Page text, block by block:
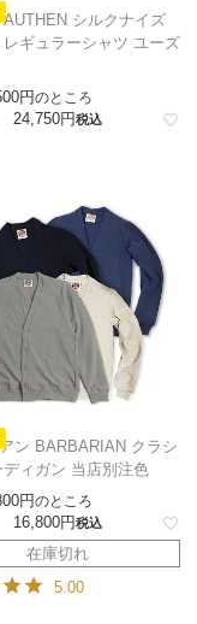
シルクナイズ
レギュラーシャツ ユーズ
のところ
24,750 税込
ン BARBARIAN クラシ
ディガン 当店別注色
のところ
16,800 税込
在庫切れ
5.00